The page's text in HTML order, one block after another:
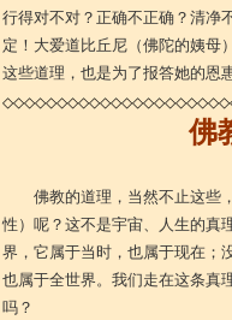
行得对不对？正确不正确？清净
定！大爱道比丘尼（佛陀的姨母
这些道理，也是为了报答她的恩
佛
佛教的道理，当然不止这些
性）呢？这不是宇宙、人生的真
界，它属于当时，也属于现在；
也属于全世界。我们走在这条真
吗？